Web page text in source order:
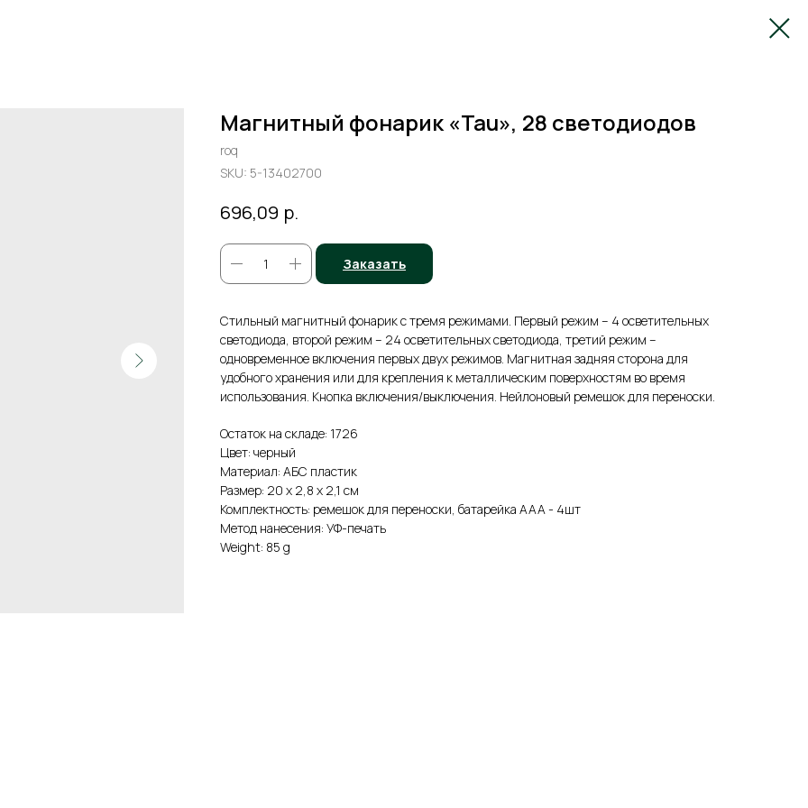
Магнитный фонарик «Tau», 28 светодиодов
roq
SKU: 5-13402700
696,09 р.
Заказать
Стильный магнитный фонарик с тремя режимами. Первый режим – 4 осветительных
светодиода, второй режим – 24 осветительных светодиода, третий режим –
одновременное включения первых двух режимов. Магнитная задняя сторона для
удобного хранения или для крепления к металлическим поверхностям во время
использования. Кнопка включения/выключения. Нейлоновый ремешок для переноски.
Остаток на складе: 1726
Цвет: черный
Материал: АБС пластик
Размер: 20 x 2,8 x 2,1 см
Комплектность: ремешок для переноски, батарейка ААА - 4шт
Метод нанесения: УФ-печать
Weight: 85 g